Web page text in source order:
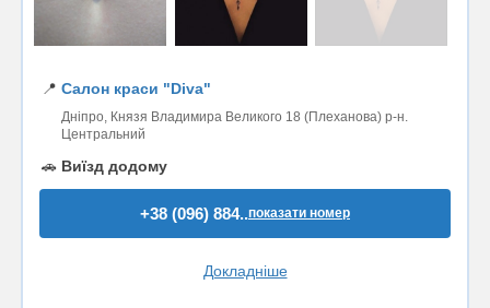
📍 Салон краси "Diva"
Дніпро, Князя Владимира Великого 18 (Плеханова) р-н.
Центральний
🚗 Виїзд додому
+38 (096) 884..показати номер
Докладніше